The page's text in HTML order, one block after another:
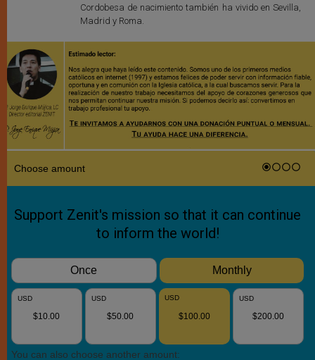
Cordobesa de nacimiento también ha vivido en Sevilla,
Madrid y Roma.